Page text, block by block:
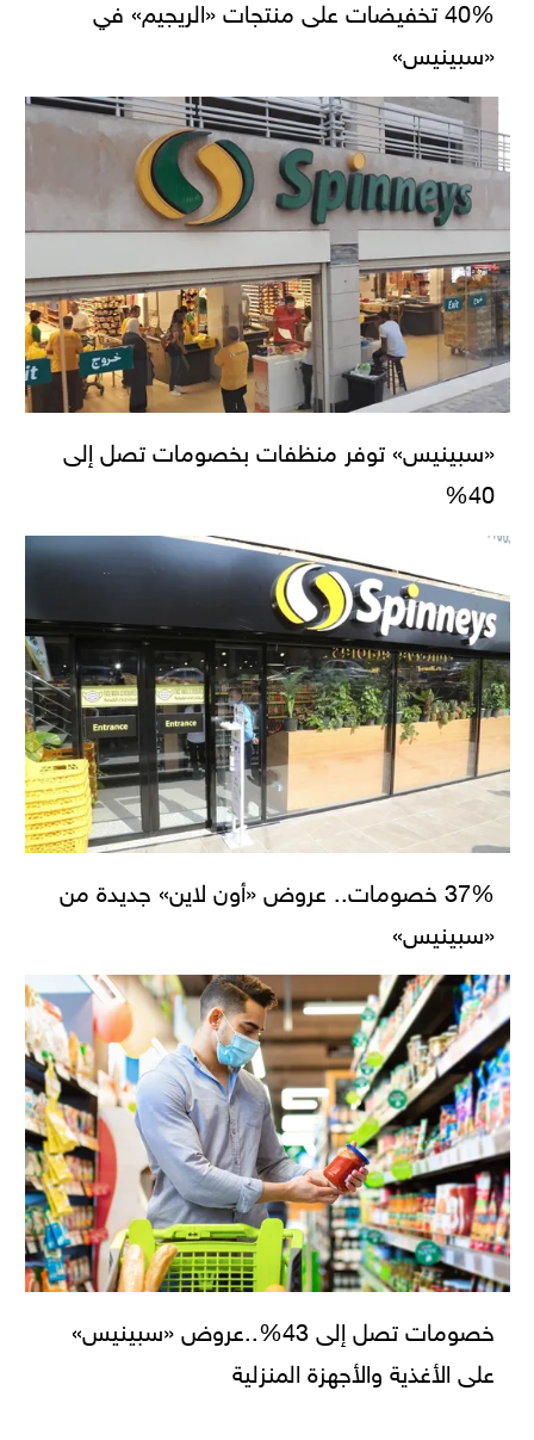
40% تخفيضات على منتجات «الريجيم» في
«سبينيس»
«سبينيس» توفر منظفات بخصومات تصل إلى
40%
37% خصومات.. عروض «أون لاين» جديدة من
«سبينيس»
خصومات تصل إلى 43%..عروض «سبينيس»
على الأغذية والأجهزة المنزلية